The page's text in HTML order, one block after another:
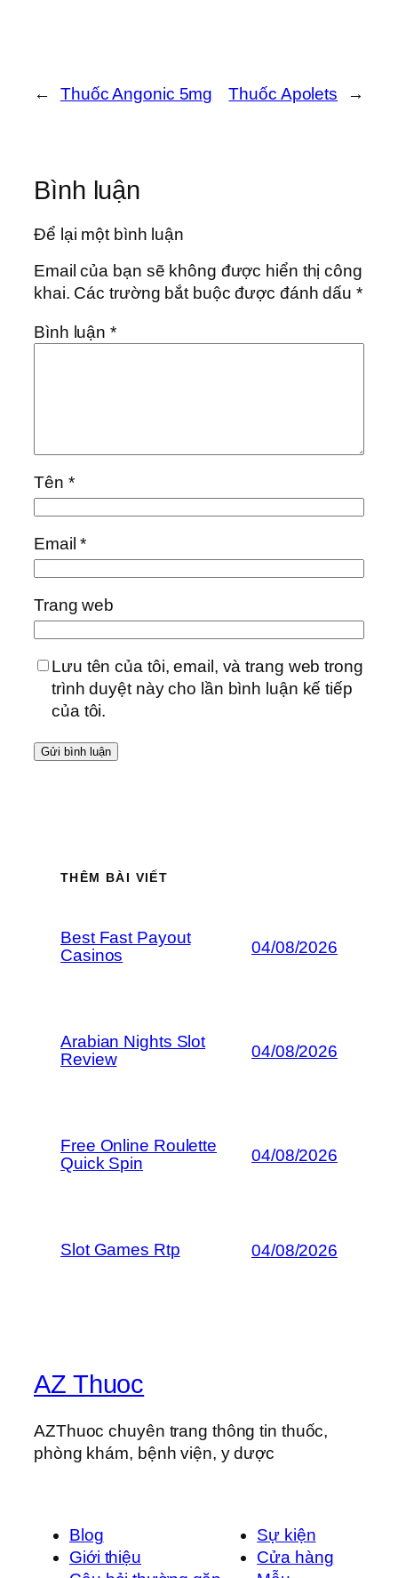
← Thuốc Angonic 5mg Thuốc Apolets →
Bình luận
Để lại một bình luận
Email của bạn sẽ không được hiển thị công
khai. Các trường bắt buộc được đánh dấu*
Bình luận*
Tên *
Email*
Trang web
Lưu tên của tôi, email, và trang web trong
trình duyệt này cho lần bình luận kế tiếp
của tôi.
THÊM BÀI VIẾT
Best Fast Payout
Casinos
04/08/2026
Arabian Nights Slot
Review
04/08/2026
Free Online Roulette
Quick Spin
04/08/2026
Slot Games Rtp 04/08/2026
AZ Thuoc
AZThuoc chuyên trang thông tin thuốc,
phòng khám, bệnh viện, y dược
Blog
Giới thiệu
Sự kiện
Cửa hàng